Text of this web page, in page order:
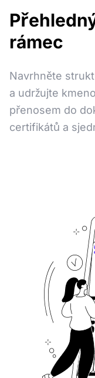
rámec
Navrhněte
a udržujte
přenosem do
certifikátů a